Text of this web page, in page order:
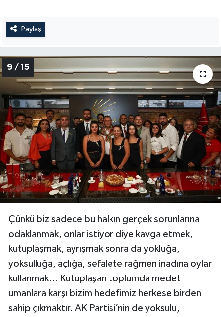
Paylaş
9 / 15
Çünkü biz sadece bu halkın gerçek sorunlarına
odaklanmak, onlar istiyor diye kavga etmek,
kutuplaşmak, ayrışmak sonra da yokluğa,
yoksulluğa, açlığa, sefalete rağmen inadına oylar
kullanmak… Kutuplaşan toplumda medet
umanlara karşı bizim hedefimiz herkese birden
sahip çıkmaktır. AK Partisi’nin de yoksulu,